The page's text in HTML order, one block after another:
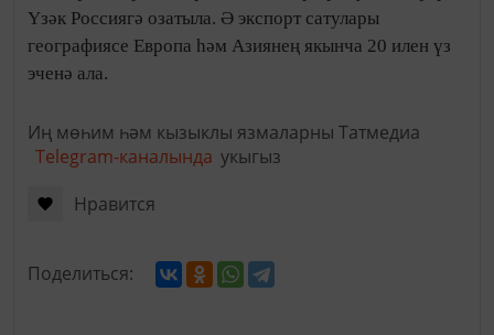
Үзәк Россиягә озатыла. Ә экспорт сатулары
географиясе Европа һәм Азиянең якынча 20 илен үз
эченә ала.
Иң мөһим һәм кызыклы язмаларны Татмедиа
Telegram-каналында укыгыз
Нравится
Поделиться: